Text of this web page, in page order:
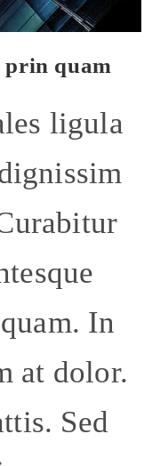
prin quam
ligula
In
at dolor.
Sed